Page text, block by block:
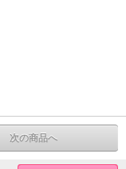
次の商品へ